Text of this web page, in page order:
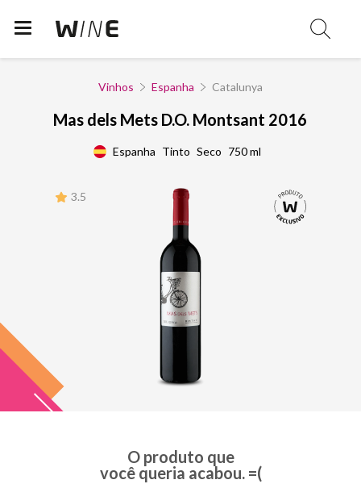
Vinhos Espanha Catalunya
Mas dels Mets D.O. Montsant 2016
Espanha Tinto Seco 750 ml
3.5
O produto que
você queria acabou. =(